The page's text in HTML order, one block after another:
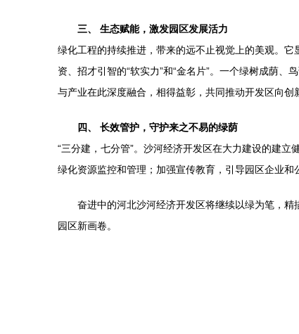
三、 生态赋能，激发园区发展活力
绿化工程的持续推进，带来的远不止视觉上的美观。
资、招才引智的“软实力”和“金名片”。一个绿树成荫
与产业在此深度融合，相得益彰，共同推动开发区向创
四、 长效管护，守护来之不易的绿荫
“三分建，七分管”。沙河经济开发区在大力建设的建
绿化资源监控和管理；加强宣传教育，引导园区企业
奋进中的河北沙河经济开发区将继续以绿为笔，
园区新画卷。